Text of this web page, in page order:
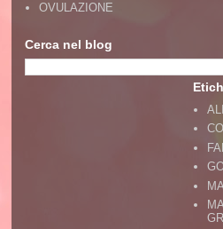
OVULAZIONE
Cerca nel blog